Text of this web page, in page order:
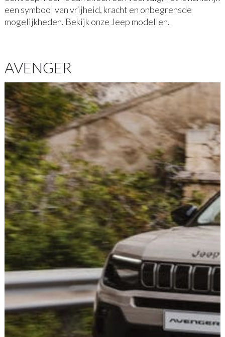
een symbool van vrijheid, kracht en onbegrensde
mogelijkheden. Bekijk onze Jeep modellen.
AVENGER